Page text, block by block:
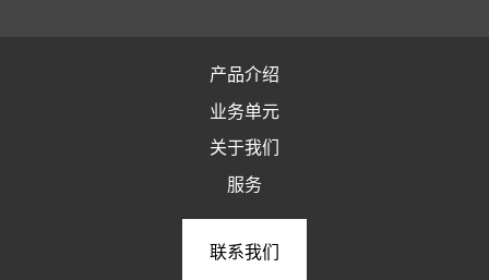
产品介绍
业务单元
关于我们
服务
联系我们